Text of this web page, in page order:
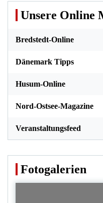
Unsere Online
Bredstedt-Online
Dänemark Tipps
Husum-Online
Nord-Ostsee-Magazine
Veranstaltungsfeed
Fotogalerien